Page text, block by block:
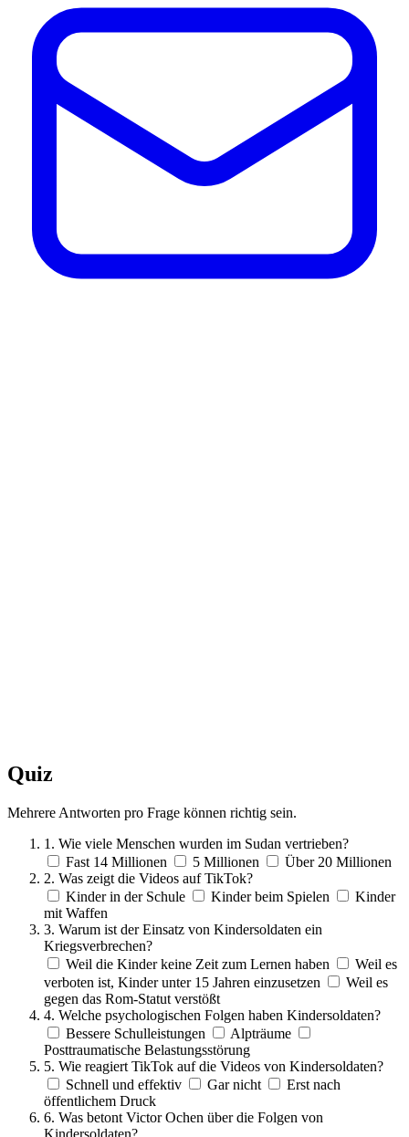
Quiz
Mehrere Antworten pro Frage können richtig sein.
1. Wie viele Menschen wurden im Sudan vertrieben?
Fast 14 Millionen
5 Millionen
Über 20 Millionen
2. Was zeigt die Videos auf TikTok?
Kinder in der Schule
Kinder beim Spielen
Kinder
mit Waffen
3. Warum ist der Einsatz von Kindersoldaten ein
Kriegsverbrechen?
Weil die Kinder keine Zeit zum Lernen haben
Weil es
verboten ist, Kinder unter 15 Jahren einzusetzen
Weil es
gegen das Rom-Statut verstößt
4. Welche psychologischen Folgen haben Kindersoldaten?
Bessere Schulleistungen
Alpträume
Posttraumatische Belastungsstörung
5. Wie reagiert TikTok auf die Videos von Kindersoldaten?
Schnell und effektiv
Gar nicht
Erst nach
öffentlichem Druck
6. Was betont Victor Ochen über die Folgen von
Kindersoldaten?